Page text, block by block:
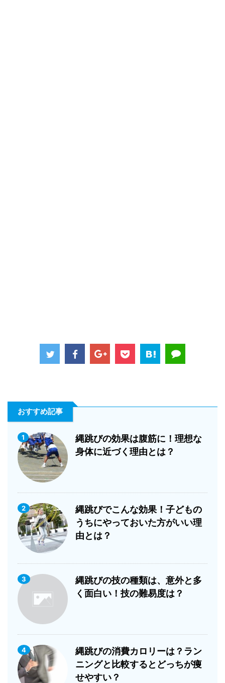
おすすめ記事
1
縄跳びの効果は腹筋に！理想な
身体に近づく理由とは？
2
縄跳びでこんな効果！子どもの
うちにやっておいた方がいい理
由とは？
3
縄跳びの技の種類は、意外と多
く面白い！技の難易度は？
4
縄跳びの消費カロリーは？ラン
ニングと比較するとどっちが痩
せやすい？